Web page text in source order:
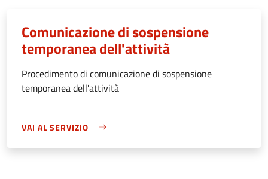
Comunicazione di sospensione
temporanea dell'attività
Procedimento di comunicazione di sospensione
temporanea dell'attività
VAI AL SERVIZIO